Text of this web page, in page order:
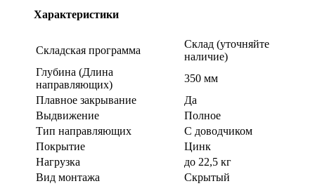
Характеристики
Складская программа
Склад (уточняйте
наличие)
Глубина (Длина
направляющих)
350 мм
Плавное закрывание
Да
Выдвижение
Полное
Тип направляющих
С доводчиком
Покрытие
Цинк
Нагрузка
до 22,5 кг
Вид монтажа
Скрытый